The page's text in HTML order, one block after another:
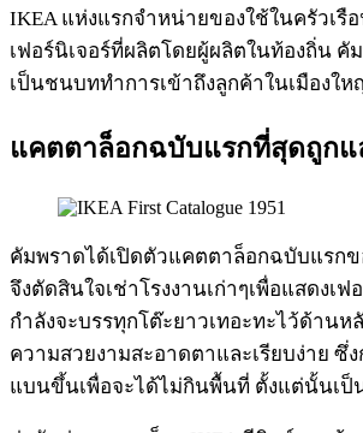
IKEA แห่งแรกจำหน่ายของใช้ในครัวเรื
เฟอร์นิเจอร์ที่ผลิตโดยผู้ผลิตในท้องถิ่น
เป็นชนบททำการเข้าถึงลูกค้าในเมืองให
แคตตาล็อกฉบับแรกที่สุดถูกแ
คัมพราดได้เปิดตัวแคตตาล็อกฉบับแรก
จึงตัดสินใจเช่าโรงงานเก่าๆเพื่อแสดงเ
กำลังจะบรรทุกโต๊ะยาวเทอะทะไว้ด้าน
ความสวยงามสะอาดตาและเรียบง่าย
แบนขึ้นเพื่อจะได้ไม่กินพื้นที่ ตั้งแต่นั้นเป็